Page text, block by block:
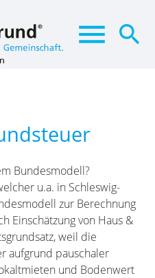
menu search
Bundesmodell?
u.a. in Schleswig-
zur Berechnung
Einschätzung von Haus &
weil die
aufgrund pauschaler
und Bodenwert